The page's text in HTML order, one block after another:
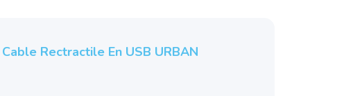
Rectractile En USB URBAN